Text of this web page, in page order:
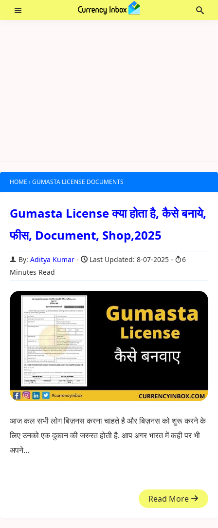
HOME › GUMASTA LICENSE DOCUMENTS
Gumasta License क्या होता है, कैसे बनाये,
फीस, Document, Shop,2025
By: Aditya Kumar Last Updated: 8-07-2025
6
Minutes Read
आज कल सभी लोग बिज़नस करना चाहते है और बिज़नस को शुरू करने के
लिए उनको एक दुकान की जरुरत होती है. आप अगर भारत में कही पर भी
अपने...
Read More